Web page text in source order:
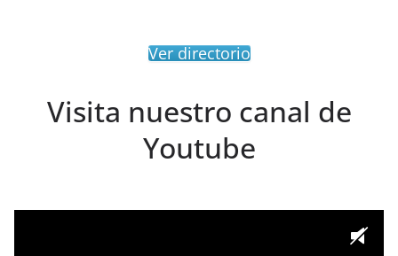
Ver directorio
Visita nuestro canal de
Youtube